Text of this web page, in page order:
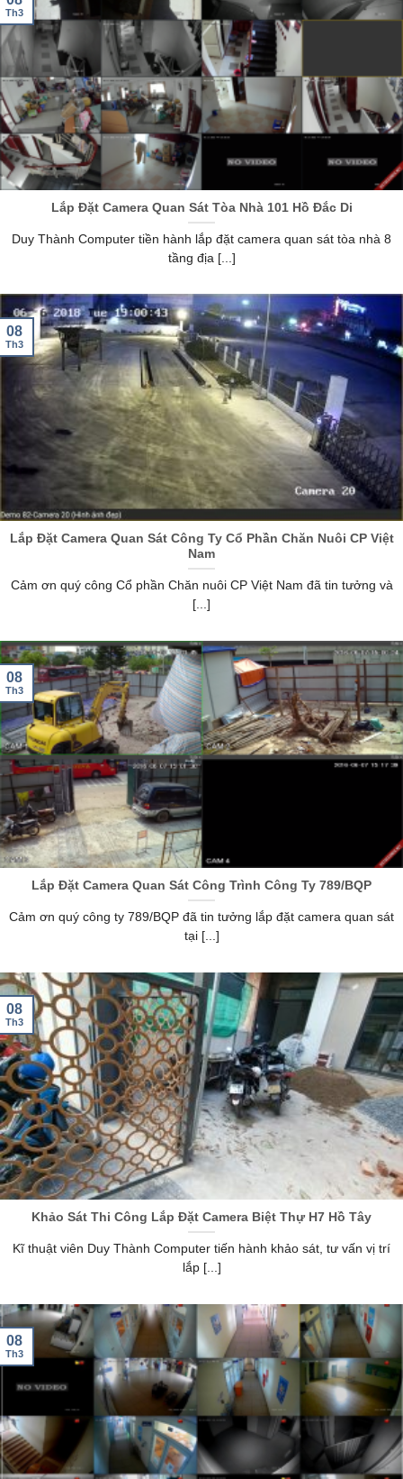
Lắp Đặt Camera Quan Sát Tòa Nhà 101 Hồ Đắc Di
Duy Thành Computer tiền hành lắp đặt camera quan sát tòa nhà 8
tầng địa [...]
Th3
Lắp Đặt Camera Quan Sát Công Ty Cổ Phần Chăn Nuôi CP Việt
Nam
Cảm ơn quý công Cổ phần Chăn nuôi CP Việt Nam đã tin tưởng và
[...]
08
Th3
Lắp Đặt Camera Quan Sát Công Trình Công Ty 789/BQP
Cảm ơn quý công ty 789/BQP đã tin tưởng lắp đặt camera quan sát
tại [...]
08
Th3
Khảo Sát Thi Công Lắp Đặt Camera Biệt Thự H7 Hồ Tây
Kĩ thuật viên Duy Thành Computer tiến hành khảo sát, tư vấn vị trí
lắp [...]
08
Th3
08
Th3